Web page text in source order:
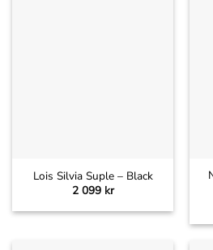
Lois Silvia Suple – Black
2 099 kr